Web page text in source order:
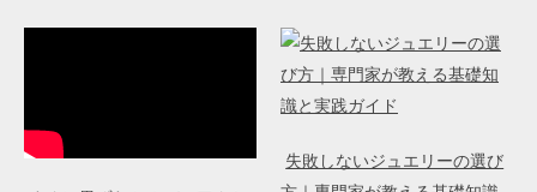
失敗しないジュエリーの選び